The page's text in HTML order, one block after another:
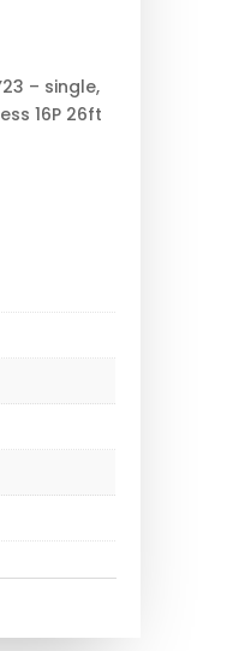
– single,
16P 26ft